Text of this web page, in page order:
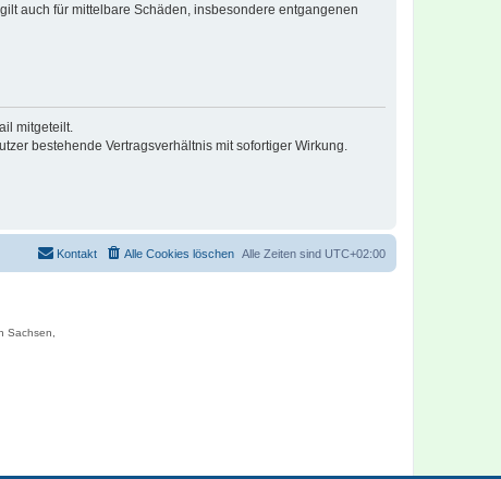
auch für mittelbare Schäden, insbesondere entgangenen
mitgeteilt.
bestehende Vertragsverhältnis mit sofortiger Wirkung.
Alle Zeiten sind UTC+02:00
Alle Cookies löschen
Kontakt
Sachsen,